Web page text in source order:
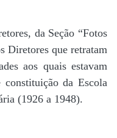
da Seção “Fotos
Diretores que retratam
aos quais estavam
da Escola
(1926 a 1948).